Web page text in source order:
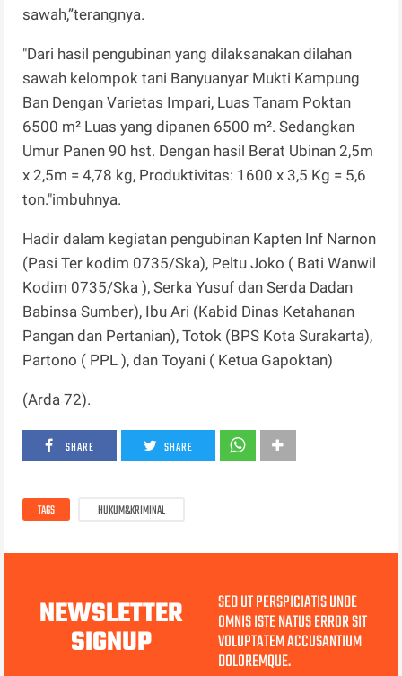
sawah,”terangnya.
"Dari hasil pengubinan yang dilaksanakan dilahan
sawah kelompok tani Banyuanyar Mukti Kampung
Ban Dengan Varietas Impari, Luas Tanam Poktan
6500 m² Luas yang dipanen 6500 m². Sedangkan
Umur Panen 90 hst. Dengan hasil Berat Ubinan 2,5m
x 2,5m = 4,78 kg, Produktivitas: 1600 x 3,5 Kg = 5,6
ton."imbuhnya.
Hadir dalam kegiatan pengubinan Kapten Inf Narnon
(Pasi Ter kodim 0735/Ska), Peltu Joko ( Bati Wanwil
Kodim 0735/Ska ), Serka Yusuf dan Serda Dadan
Babinsa Sumber), Ibu Ari (Kabid Dinas Ketahanan
Pangan dan Pertanian), Totok (BPS Kota Surakarta),
Partono ( PPL ), dan Toyani ( Ketua Gapoktan)
(Arda 72).
SHARE SHARE
TAGS HUKUM&KRIMINAL
NEWSLETTER
SIGNUP
SED UT PERSPICIATIS UNDE
OMNIS ISTE NATUS ERROR SIT
VOLUPTATEM ACCUSANTIUM
DOLOREMQUE.